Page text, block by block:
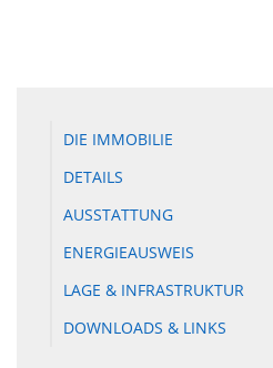
DIE IMMOBILIE
DETAILS
AUSSTATTUNG
ENERGIEAUSWEIS
LAGE & INFRASTRUKTUR
DOWNLOADS & LINKS